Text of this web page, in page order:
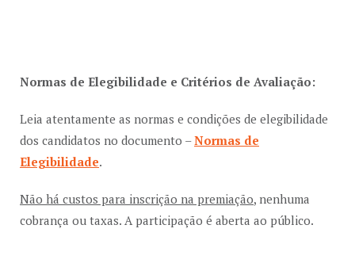
Normas de Elegibilidade e Critérios de Avaliação:
Leia atentamente as normas e condições de elegibilidade
dos candidatos no documento –Normas de
Elegibilidade.
Não há custos para inscrição na premiação, nenhuma
cobrança ou taxas. A participação é aberta ao público.